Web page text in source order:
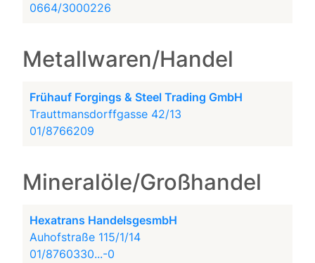
0664/3000226
Metallwaren/Handel
Frühauf Forgings & Steel Trading GmbH
Trauttmansdorffgasse 42/13
01/8766209
Mineralöle/Großhandel
Hexatrans HandelsgesmbH
Auhofstraße 115/1/14
01/8760330...-0